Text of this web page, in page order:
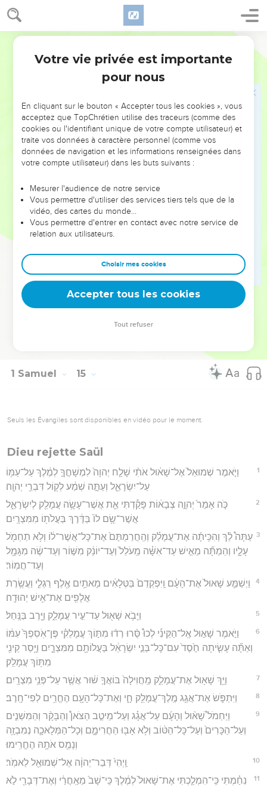
1 Samuel 14
44 וַיֹּ֣אמֶר שָׁא֔וּל כֹּֽה־יַעֲשֶׂ֥ה אֱלֹהִ֖ים וְכֹ֣ה יוֹסִ֑ף כִּֽי־מ֥וֹת תָּמ֖וּת יוֹנָתָֽן׃
וַיֹּ֨אמֶר הָעָ֜ם אֶל־שָׁא֗וּל הֲ‍ֽיוֹנָתָ֤ן ׀ יָמוּת֙ אֲשֶׁ֣ר עָ֠שָׂה הַיְשׁוּעָ֨ה הַגְּדוֹלָ֣ה
הַזֹּאת֮ בְּיִשְׂרָאֵל֒ חָלִ֗ילָה חַי־יְהוָה֙ אִם־יִפֹּ֞ל מִשַּׂעֲרַ֤ת רֹאשׁוֹ֙ אַ֔רְצָה
כִּֽי־עִם־אֱלֹהִ֥ים עָשָׂ֖ה הַיּ֣וֹם הַזֶּ֑ה וַיִּפְדּ֥וּ הָעָ֛ם אֶת־יוֹנָתָ֖ן וְלֹא־מֵֽת׃
וַיַּ֣עַל שָׁא֔וּל מֵאַחֲרֵ֖י פְּלִשְׁתִּ֑ים וּפְלִשְׁתִּ֖ים הָלְכ֥וּ לִמְקוֹמָֽם׃
Les victoires de Saül. Sa famille
וְשָׁא֛וּל לָכַ֥ד הַמְּלוּכָ֖ה עַל־יִשְׂרָאֵ֑ל וַיִּלָּ֣חֶם סָבִ֣יב ׀ בְּֽכָל־אֹיְבָ֡יו בְּמוֹאָ֣ב
׀ וּבִבְנֵי־עַמּ֨וֹן וּבֶאֱד֜וֹם וּבְמַלְכֵ֤י צוֹבָה֙ וּבַפְּלִשְׁתִּ֔ים וּבְכֹ֥ל אֲשֶׁר־יִפְנֶ֖ה
יַרְשִֽׁיעַ׃
וַיִּֽהְיוּ֙ בְּנֵ֣י שָׁא֔וּל יוֹנָתָ֥ן וְיִשְׁוִ֖י וּמַלְכִּי־שׁ֑וּעַ וְשֵׁם֙ שְׁתֵּ֣י בְנֹתָ֔יו שֵׁ֤ם הַבְּכִירָה֙
מֵרַ֔ב וְשֵׁ֥ם הַקְּטַנָּ֖ה מִיכַֽל׃
וְשֵׁם֙ אֵ֣שֶׁת שָׁא֔וּל אֲחִינֹ֖עַם בַּת־אֲחִימָ֑עַץ וְשֵׁ֤ם שַׂר־צְבָאוֹ֙ אֲבִינֵ֔ר
וְקִ֧ישׁ אֲבִֽי־שָׁא֛וּל וְנֵ֥ר אֲבִֽי־אַבְנֵ֖ר בֶּן־אֲבִיאֵֽל׃
וַתְּהִ֤י הַמִּלְחָמָה֙ חֲזָקָ֣ה עַל־פְּלִשְׁתִּ֔ים כֹּ֖ל יְמֵ֣י שָׁא֑וּל וְרָאָ֨ה שָׁא֜וּל
כָּל־אִ֤ישׁ גִּבּוֹר֙ וְכָל־בֶּן־חַ֔יִל וַיַּאַסְפֵ֖הוּ אֵלָֽיו׃
Hébreu : © Westminster Leningrad Codex - tanach.us --- Grec : © 2010 by the
1 Samuel 15
Seuls les Évangiles sont disponibles en vidéo pour le moment.
Dieu rejette Saül
1
וַיֹּ֤אמֶר שְׁמוּאֵל֙ אֶל־שָׁא֔וּל אֹתִ֨י שָׁלַ֤ח יְהוָה֙ לִמְשָׁחֳךָ֣ לְמֶ֔לֶךְ עַל־עַמּ֖וֹ
עַל־יִשְׂרָאֵ֑ל וְעַתָּ֣ה שְׁמַ֔ע לְק֖וֹל דִּבְרֵ֥י יְהוָֽה׃
2
כֹּ֤ה אָמַר֙ יְהוָ֣ה צְבָא֔וֹת פָּקַ֕דְתִּי אֵ֛ת אֲשֶׁר־עָשָׂ֥ה עֲמָלֵ֖ק לְיִשְׂרָאֵ֑ל
אֲשֶׁר־שָׂ֥ם לוֹ֙ בַּדֶּ֔רֶךְ בַּעֲלֹת֖וֹ מִמִּצְרָֽיִם׃
3 עַתָּה֩ לֵ֨ךְ וְהִכִּֽיתָ֜ה אֶת־עֲמָלֵ֗ק וְהַֽחֲרַמְתֶּם֙ אֶת־כָּל־אֲשֶׁר־ל֔וֹ וְלֹ֥א תַחְמֹ֖ל
עָלָ֑יו וְהֵמַתָּ֞ה מֵאִ֣ישׁ עַד־אִשָּׁ֗ה מֵֽעֹלֵל֙ וְעַד־יוֹנֵ֔ק מִשּׁ֣וֹר וְעַד־שֶׂ֔ה מִגָּמָ֖ל
וְעַד־חֲמֽוֹר׃
4
וַיְשַׁמַּ֤ע שָׁאוּל֙ אֶת־הָעָ֔ם וַֽיִּפְקְדֵם֙ בַּטְּלָאִ֔ים מָאתַ֥יִם אֶ֖לֶף רַגְלִ֑י וַעֲשֶׂ֥רֶת
אֲלָפִ֖ים אֶת־אִ֥ישׁ יְהוּדָֽה׃
5 וַיָּבֹ֥א שָׁא֖וּל עַד־עִ֣יר עֲמָלֵ֑ק וַיָּ֖רֶב בַּנָּֽחַל׃
6
וַיֹּ֣אמֶר שָׁא֣וּל אֶֽל־הַקֵּינִ֡י לְכוּ֩ סֻּ֨רוּ רְד֜וּ מִתּ֣וֹךְ עֲמָלֵקִ֗י פֶּן־אֹֽסִפְךָ֙ עִמּ֔וֹ
וְאַתָּ֞ה עָשִׂ֤יתָה חֶ֙סֶד֙ עִם־כָּל־בְּנֵ֣י יִשְׂרָאֵ֔ל בַּעֲלוֹתָ֖ם מִמִּצְרָ֑יִם וַיָּ֥סַר קֵינִ֖י
מִתּ֥וֹךְ עֲמָלֵֽק׃
7 וַיַּ֥ךְ שָׁא֖וּל אֶת־עֲמָלֵ֑ק מֵֽחֲוִילָה֙ בּוֹאֲךָ֣ שׁ֔וּר אֲשֶׁ֖ר עַל־פְּנֵ֥י מִצְרָֽיִם׃
8 וַיִּתְפֹּ֛שׂ אֶת־אֲגַ֥ג מֶֽלֶךְ־עֲמָלֵ֖ק חָ֑י וְאֶת־כָּל־הָעָ֖ם הֶחֱרִ֥ים לְפִי־חָֽרֶב׃
9
וַיַּחְמֹל֩ שָׁא֨וּל וְהָעָ֜ם עַל־אֲגָ֗ג וְעַל־מֵיטַ֣ב הַצֹּאן֩ וְהַבָּקָ֨ר וְהַמִּשְׁנִ֤ים
וְעַל־הַכָּרִים֙ וְעַל־כָּל־הַטּ֔וֹב וְלֹ֥א אָב֖וּ הַחֲרִימָ֑ם וְכָל־הַמְּלָאכָ֛ה נְמִבְזָ֥ה
וְנָמֵ֖ס אֹתָ֥הּ הֶחֱרִֽימוּ׃
10 וַֽיְהִי֙ דְּבַר־יְהוָ֔ה אֶל־שְׁמוּאֵ֖ל לֵאמֹֽר׃
11
נִחַ֗מְתִּי כִּֽי־הִמְלַ֤כְתִּי אֶת־שָׁאוּל֙ לְמֶ֔לֶךְ כִּֽי־שָׁב֙ מֵאַֽחֲרַ֔י וְאֶת־דְּבָרַ֖י לֹ֣א
Votre vie privée est importante
pour nous
En cliquant sur le bouton « Accepter tous les cookies », vous
acceptez que TopChrétien utilise des traceurs (comme des
cookies ou l'identifiant unique de votre compte utilisateur) et
traite vos données à caractère personnel (comme vos
données de navigation et les informations renseignées dans
votre compte utilisateur) dans les buts suivants :
Mesurer l'audience de notre service
Vous permettre d'utiliser des services tiers tels que de la
vidéo, des cartes du monde…
Vous permettre d'entrer en contact avec notre service de
relation aux utilisateurs.
Choisir mes cookies
Accepter tous les cookies
Tout refuser